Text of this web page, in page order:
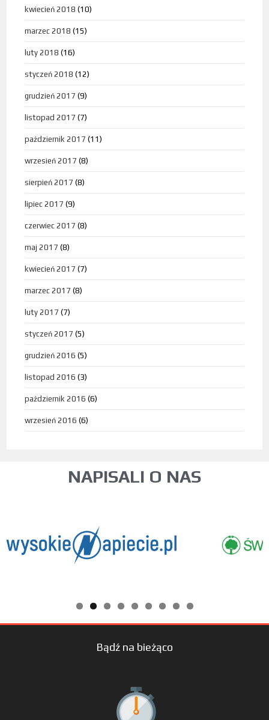
kwiecień 2018 (10)
marzec 2018 (15)
luty 2018 (16)
styczeń 2018 (12)
grudzień 2017 (9)
listopad 2017 (7)
październik 2017 (11)
wrzesień 2017 (8)
sierpień 2017 (8)
lipiec 2017 (9)
czerwiec 2017 (8)
maj 2017 (8)
kwiecień 2017 (7)
marzec 2017 (8)
luty 2017 (7)
styczeń 2017 (5)
grudzień 2016 (5)
listopad 2016 (3)
październik 2016 (6)
wrzesień 2016 (6)
NAPISALI O NAS
Bądź na bieżąco